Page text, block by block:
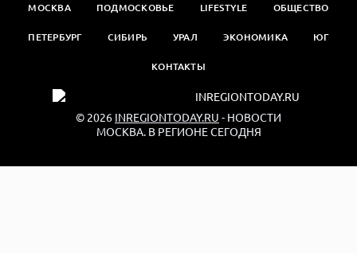
МОСКВА ПОДМОСКОВЬЕ LIFESTYLE ОБЩЕСТВО
ПЕТЕРБУРГ СИБИРЬ УРАЛ ЭКОНОМИКА ЮГ
КОНТАКТЫ
© 2026 INREGIONTODAY.RU - НОВОСТИ
МОСКВА. В РЕГИОНЕ СЕГОДНЯ